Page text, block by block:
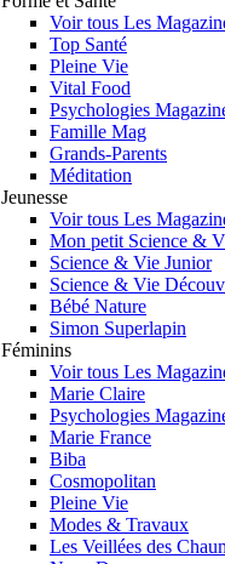
Voir tous Les
Top Santé
Pleine Vie
Vital Food
Psychologies
Famille Mag
Grands-Parents
Méditation
Jeunesse
Voir tous Les
Mon petit Science &
Science & Vie Junior
Science & Vie
Bébé Nature
Simon Superlapin
Féminins
Voir tous Les
Marie Claire
Psychologies
Marie France
Biba
Cosmopolitan
Pleine Vie
Modes & Travaux
Les Veillées des